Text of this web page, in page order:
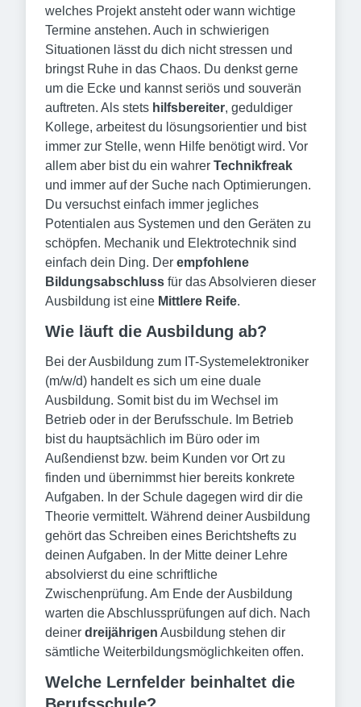
welches Projekt ansteht oder wann wichtige
Termine anstehen. Auch in schwierigen
Situationen lässt du dich nicht stressen und
bringst Ruhe in das Chaos. Du denkst gerne
um die Ecke und kannst seriös und souverän
auftreten. Als stets hilfsbereiter, geduldiger
Kollege, arbeitest du lösungsorientier und bist
immer zur Stelle, wenn Hilfe benötigt wird. Vor
allem aber bist du ein wahrer Technikfreak
und immer auf der Suche nach Optimierungen.
Du versuchst einfach immer jegliches
Potentialen aus Systemen und den Geräten zu
schöpfen. Mechanik und Elektrotechnik sind
einfach dein Ding. Der empfohlene
Bildungsabschluss für das Absolvieren dieser
Ausbildung ist eine Mittlere Reife.
Wie läuft die Ausbildung ab?
Bei der Ausbildung zum IT-Systemelektroniker
(m/w/d) handelt es sich um eine duale
Ausbildung. Somit bist du im Wechsel im
Betrieb oder in der Berufsschule. Im Betrieb
bist du hauptsächlich im Büro oder im
Außendienst bzw. beim Kunden vor Ort zu
finden und übernimmst hier bereits konkrete
Aufgaben. In der Schule dagegen wird dir die
Theorie vermittelt. Während deiner Ausbildung
gehört das Schreiben eines Berichtshefts zu
deinen Aufgaben. In der Mitte deiner Lehre
absolvierst du eine schriftliche
Zwischenprüfung. Am Ende der Ausbildung
warten die Abschlussprüfungen auf dich. Nach
deiner dreijährigen Ausbildung stehen dir
sämtliche Weiterbildungsmöglichkeiten offen.
Welche Lernfelder beinhaltet die